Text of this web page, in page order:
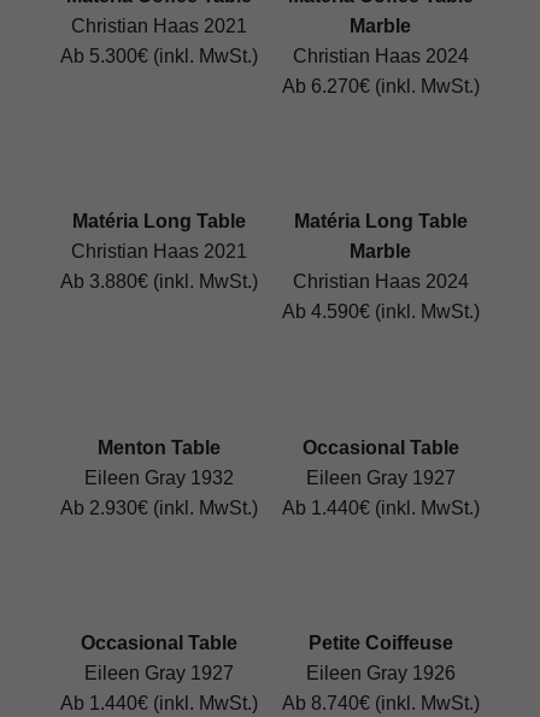
Christian Haas 2021
Ab 5.300€ (inkl. MwSt.)
Marble
Christian Haas 2024
Ab 6.270€ (inkl. MwSt.)
Matéria Long Table
Christian Haas 2021
Ab 3.880€ (inkl. MwSt.)
Matéria Long Table
Marble
Christian Haas 2024
Ab 4.590€ (inkl. MwSt.)
Menton Table
Eileen Gray 1932
Ab 2.930€ (inkl. MwSt.)
Occasional Table
Eileen Gray 1927
Ab 1.440€ (inkl. MwSt.)
Occasional Table
Eileen Gray 1927
Ab 1.440€ (inkl. MwSt.)
Petite Coiffeuse
Eileen Gray 1926
Ab 8.740€ (inkl. MwSt.)